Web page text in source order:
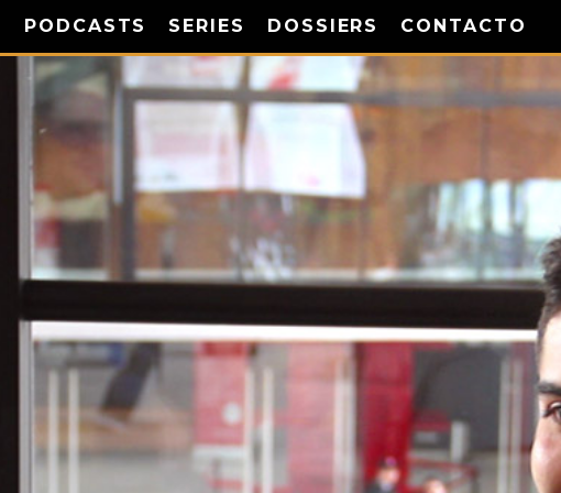
PODCASTS SERIES DOSSIERS CONTACTO